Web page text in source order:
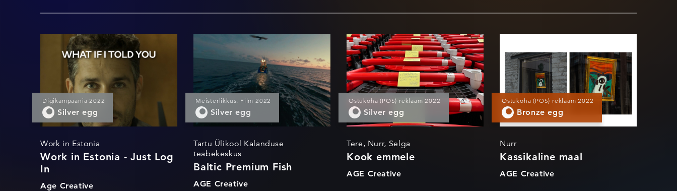
Work in Estonia -
Just Log In
Digikampaania 2022
Silver egg
Work in Estonia
Work in Estonia - Just Log
In
Age Creative
Baltic Premium
Fish
Meisterlikkus: Film 2022
Silver egg
Tartu Ülikool Kalanduse
teabekeskus
Baltic Premium Fish
AGE Creative
Kook emmele
Ostukoha (POS) reklaam 2022
Silver egg
Tere, Nurr, Selga
Kook emmele
AGE Creative
Ostukoha (POS) reklaam 2022
Bronze egg
Nurr
Kassikaline maal
AGE Creative